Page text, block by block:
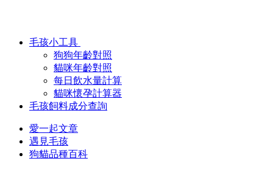
毛孩小工具
狗狗年齡對照
貓咪年齡對照
每日飲水量計算
貓咪懷孕計算器
毛孩飼料成分查詢
愛一起文章
遇見毛孩
狗貓品種百科